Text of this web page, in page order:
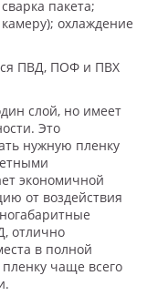
пакета;
охлаждение
ПВД, ПОФ и ПВХ
слой, но имеет
Это
нужную пленку
экономичной
от воздействия
отлично
в полной
чаще всего